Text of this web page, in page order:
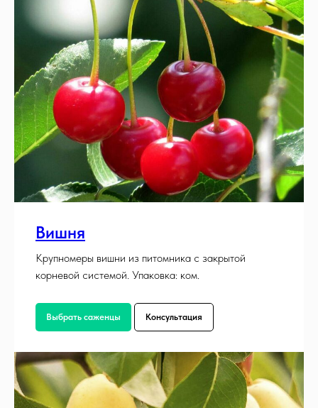
Вишня
Крупномеры вишни из питомника с закрытой
корневой системой. Упаковка: ком.
Выбрать саженцы Консультация